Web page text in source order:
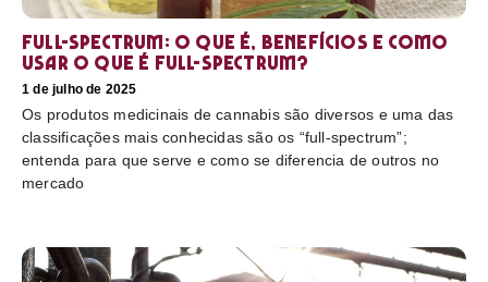
Full-Spectrum: O que é, benefícios e como
usar O que é full-spectrum?
1 de julho de 2025
Os produtos medicinais de cannabis são diversos e uma das
classificações mais conhecidas são os “full-spectrum”;
entenda para que serve e como se diferencia de outros no
mercado